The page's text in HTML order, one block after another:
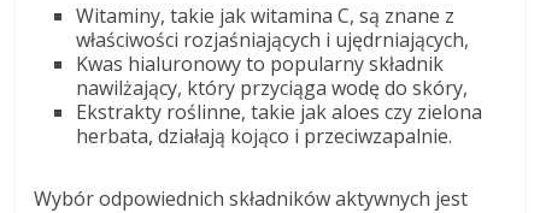
Witaminy, takie jak witamina C, są znane z
właściwości rozjaśniających i ujędrniających,
Kwas hialuronowy to popularny składnik
nawilżający, który przyciąga wodę do skóry,
Ekstrakty roślinne, takie jak aloes czy zielona
herbata, działają kojąco i przeciwzapalnie.
Wybór odpowiednich składników aktywnych jest